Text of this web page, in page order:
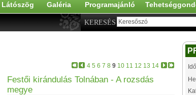
Látószög Galéria Programajánló
KERESÉS
4 5 6 7 8 9 10 11 12 13 14
Festői kirándulás Tolnában - A rozsdás
megye